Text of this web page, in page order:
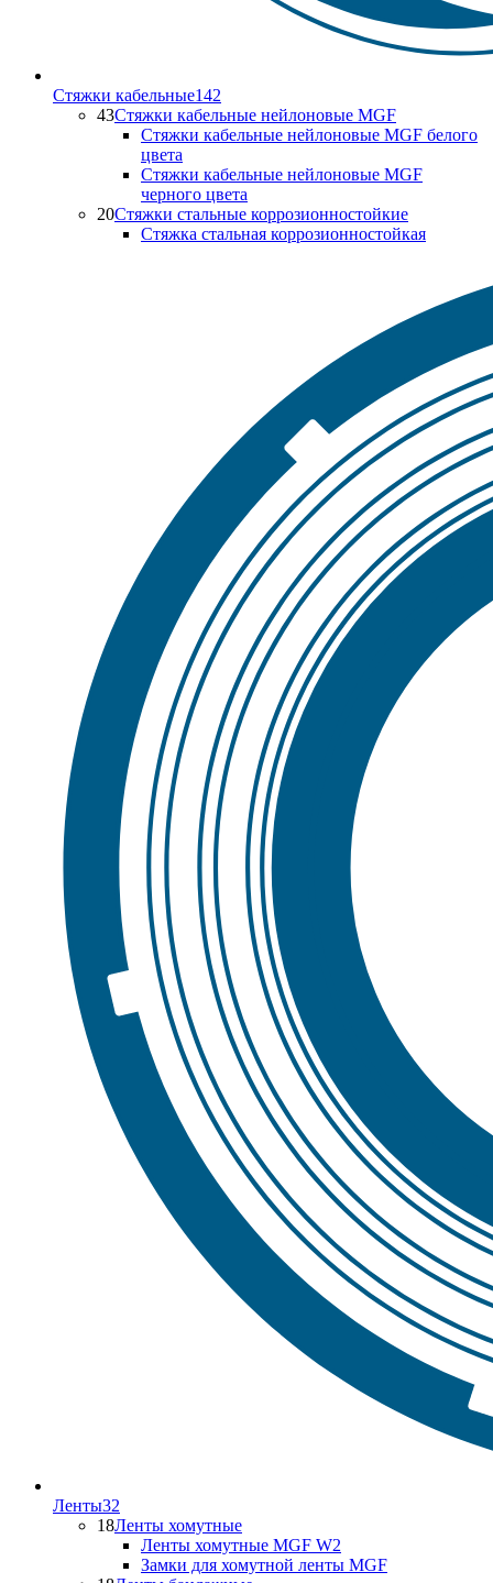
Стяжки кабельные142
43Стяжки кабельные нейлоновые MGF
Стяжки кабельные нейлоновые MGF белого
цвета
Стяжки кабельные нейлоновые MGF
черного цвета
20Стяжки стальные коррозионностойкие
Стяжка стальная коррозионностойкая
Ленты32
18Ленты хомутные
Ленты хомутные MGF W2
Замки для хомутной ленты MGF